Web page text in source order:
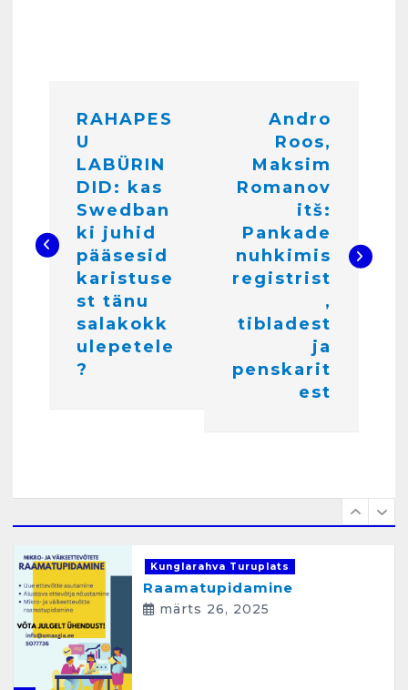
g
e
RAHAPES
U
LABÜRIN
DID: kas
Swedban
ki juhid
pääsesid
karistuse
st tänu
salakokk
ulepetele
?
Andro
Roos,
Maksim
Romanov
itš:
Pankade
nuhkimis
registrist
,
tibladest
ja
penskarit
est
Kunglarahva Turuplats
Töökuulutus
veebruar 15, 2025
Pakkuda kana ja pardi mune
. Harjumaa 53724423
detsember 5, 2024
Kunglarahva Turuplats
Raamatupidamine
märts 26, 2025